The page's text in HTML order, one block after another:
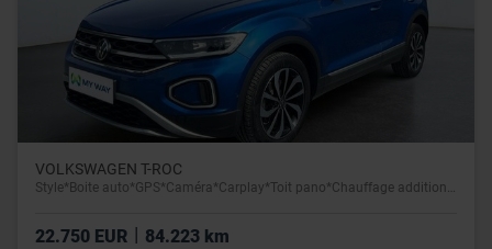
VOLKSWAGEN T-ROC
Style*Boite auto*GPS*Caméra*Carplay*Toit pano*Chauffage additionnel
22.750 EUR 84.223 km